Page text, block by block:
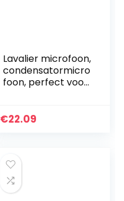
Lavalier microfoon,
condensatormicro
foon, perfect voor
podcast, telefoon
€22.09